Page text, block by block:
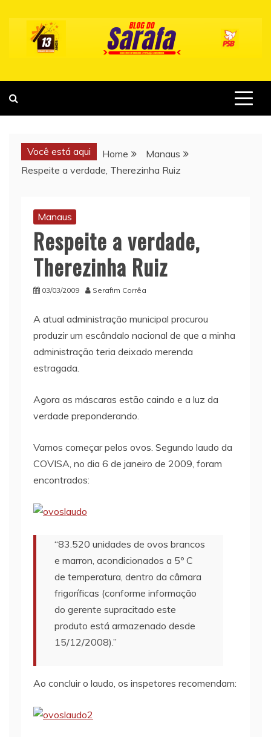
content
Você está aqui Home
Manaus
Respeite a verdade, Therezinha Ruiz
Manaus
Respeite a verdade,
Therezinha Ruiz
03/03/2009 Serafim Corrêa
A atual administração municipal procurou
produzir um escândalo nacional de que a minha
administração teria deixado merenda
estragada.
Agora as máscaras estão caindo e a luz da
verdade preponderando.
Vamos começar pelos ovos. Segundo laudo da
COVISA, no dia 6 de janeiro de 2009, foram
encontrados:
“83.520 unidades de ovos brancos
e marron, acondicionados a 5º C
de temperatura, dentro da câmara
frigoríficas (conforme informação
do gerente supracitado este
produto está armazenado desde
15/12/2008).”
Ao concluir o laudo, os inspetores recomendam: